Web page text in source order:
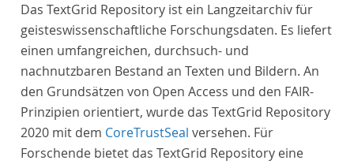
Das TextGrid Repository ist ein Langzeitarchiv für
geisteswissenschaftliche Forschungsdaten. Es liefert
einen umfangreichen, durchsuch- und
nachnutzbaren Bestand an Texten und Bildern. An
den Grundsätzen von Open Access und den FAIR-
Prinzipien orientiert, wurde das TextGrid Repository
2020 mit dem CoreTrustSeal versehen. Für
Forschende bietet das TextGrid Repository eine